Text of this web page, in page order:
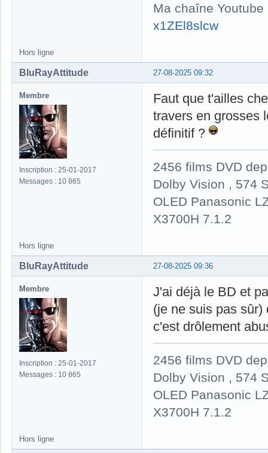
Ma chaîne
x1ZEl8slcw
Hors ligne
27-08-2025 09:32
BluRayAttitude
Membre
Inscription : 25-01-2017
Messages : 10 865
Faut que t'ailles
travers en grosses
définitif ?
2456 films DVD
Dolby Vision , 574
OLED Panasonic
X3700H 7.1.2
Hors ligne
27-08-2025 09:36
BluRayAttitude
Membre
Inscription : 25-01-2017
Messages : 10 865
J'ai déjà le BD et
(je ne suis pas
c'est drôlement
2456 films DVD
Dolby Vision , 574
OLED Panasonic
X3700H 7.1.2
Hors ligne